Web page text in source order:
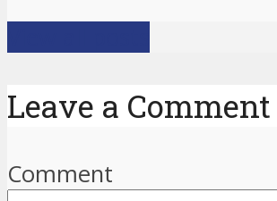
Leave a Comment
Comment